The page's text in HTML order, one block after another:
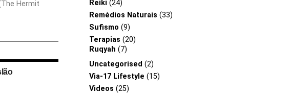
Hermit
Reiki (24)
Remédios Naturais (33)
Sufismo (9)
Terapias (20)
Ruqyah (7)
Uncategorised (2)
Via-17 Lifestyle (15)
Videos (25)